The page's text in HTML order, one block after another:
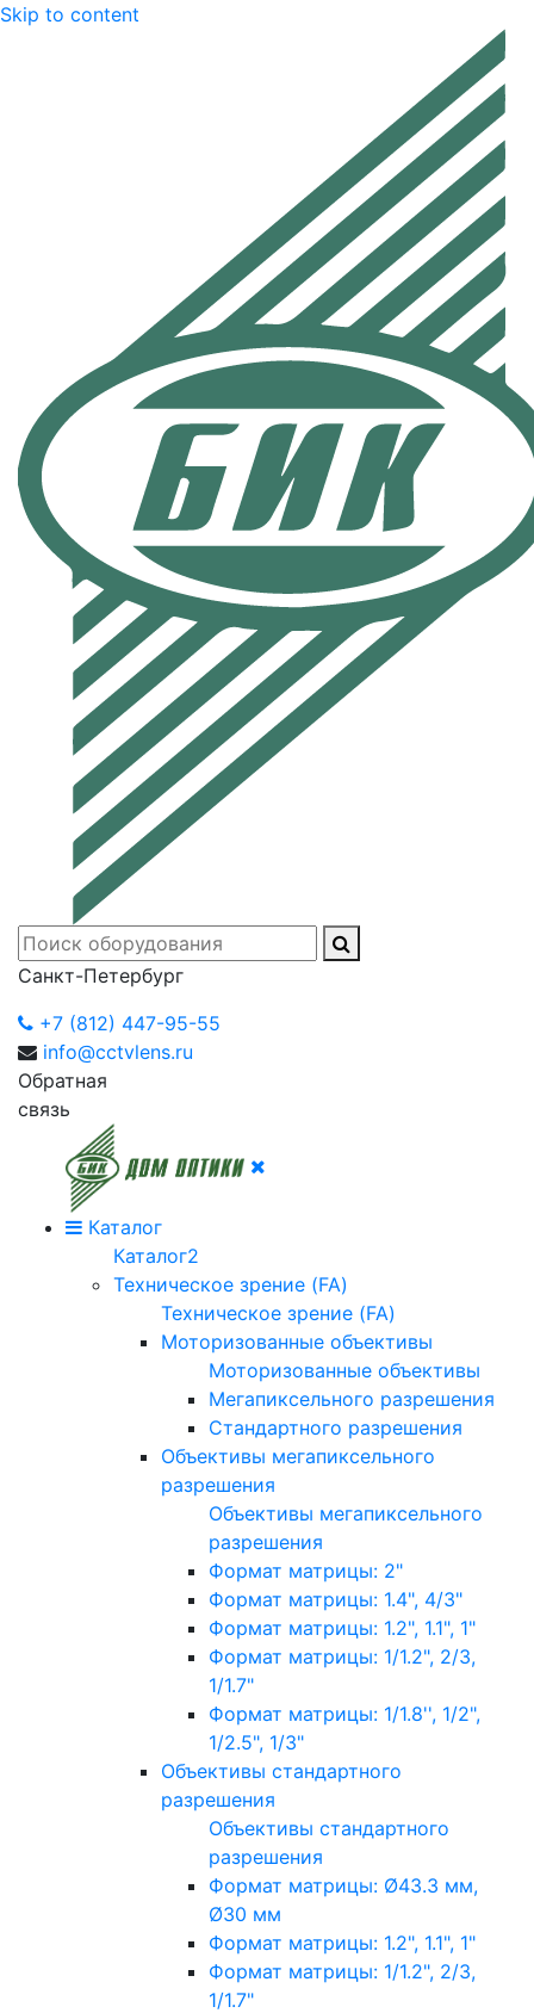
Skip to content
Санкт-Петербург
+7 (812) 447-95-55
info@cctvlens.ru
Обратная
связь
Каталог
Каталог2
Техническое зрение (FA)
Техническое зрение (FA)
Моторизованные объективы
Моторизованные объективы
Мегапиксельного разрешения
Стандартного разрешения
Объективы мегапиксельного
разрешения
Объективы мегапиксельного
разрешения
Формат матрицы: 2"
Формат матрицы: 1.4", 4/3"
Формат матрицы: 1.2", 1.1", 1"
Формат матрицы: 1/1.2", 2/3,
1/1.7"
Формат матрицы: 1/1.8'', 1/2",
1/2.5", 1/3"
Объективы стандартного
разрешения
Объективы стандартного
разрешения
Формат матрицы: Ø43.3 мм,
Ø30 мм
Формат матрицы: 1.2", 1.1", 1"
Формат матрицы: 1/1.2", 2/3,
1/1.7"